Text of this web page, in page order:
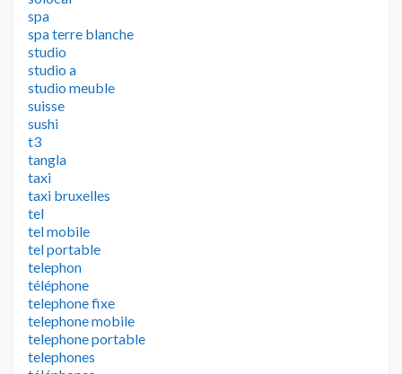
spa
spa terre blanche
studio
studio a
studio meuble
suisse
sushi
t3
tangla
taxi
taxi bruxelles
tel
tel mobile
tel portable
telephon
téléphone
telephone fixe
telephone mobile
telephone portable
telephones